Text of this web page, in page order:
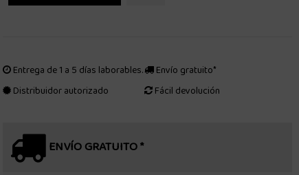
Entrega de 1 a 5 días laborables.
Distribuidor autorizado
Envío gratuito*
Fácil devolución
ENVÍO GRATUITO *